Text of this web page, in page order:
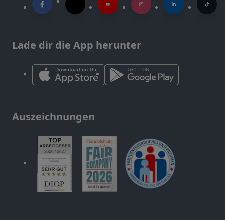
Lade dir die App herunter
Auszeichnungen